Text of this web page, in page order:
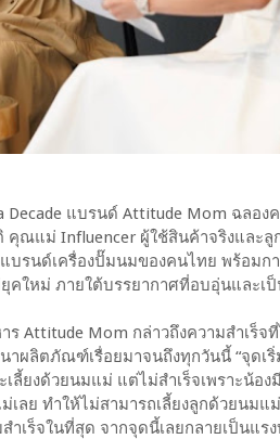
Decade แบรนด์ Attitude Mom ฉลอง
ณแม่ Influencer ผู้ใช้สินค้าจริงและ
บรนด์เครื่องปั๊มนมของคนไทย พร้อมก
ใหม่ ภายใต้บรรยากาศที่อบอุ่นและเป็
Attitude Mom กล่าวถึงความสำเร็จ
าผลิตภัณฑ์เรื่อยมาจนถึงทุกวันนี้ “จุดเ
ลี้ยงด้วยนมแม่ แต่ไม่สำเร็จเพราะน้อ
เลย ทำให้ไม่สามารถเลี้ยงลูกด้วยนมแ
เร็จในที่สุด จากจุดนี้เลยกลายเป็นแร